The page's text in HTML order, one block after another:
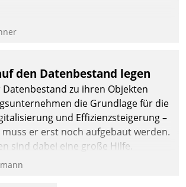
den Datenbestand legen
zu ihren Objekten
die Grundlage für die
und Effizienzsteigerung –
er erst noch aufgebaut werden.
sind dabei eine große Hilfe.